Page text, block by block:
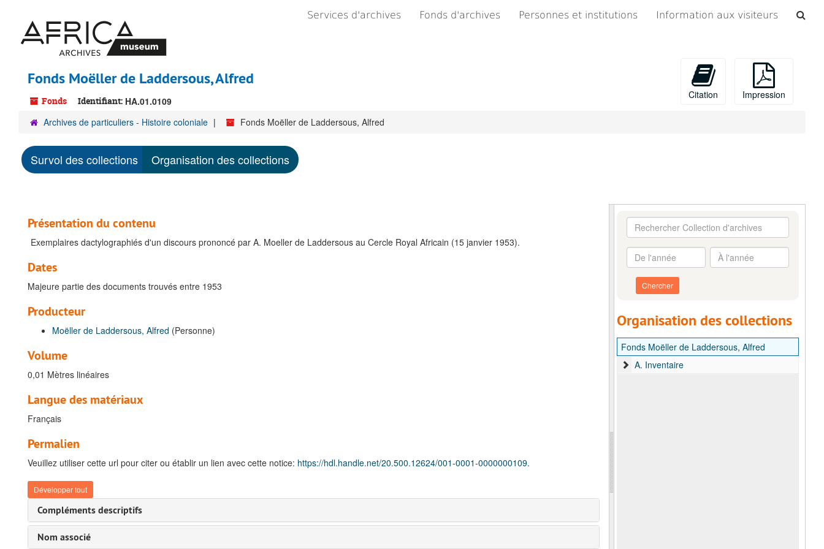
contenu
principal
Services d'archives Fonds d'archives Personnes et institutions Information aux visiteurs
Fonds Moëller de Laddersous, Alfred
Fonds Identifiant: HA.01.0109
Citation Impression
Archives de particuliers - Histoire coloniale Fonds Moëller de Laddersous, Alfred
Survol des collections Organisation des collections
Présentation du contenu
Exemplaires dactylographiés d'un discours prononcé par A. Moeller de Laddersous au Cercle Royal Africain (15 janvier 1953).
Dates
Majeure partie des documents trouvés entre 1953
Producteur
Moëller de Laddersous, Alfred (Personne)
Volume
0,01 Mètres linéaires
Langue des matériaux
Français
Permalien
Veuillez utiliser cette url pour citer ou établir un lien avec cette notice: https://hdl.handle.net/20.500.12624/001-0001-0000000109.
Développer tout
Compléments descriptifs
Nom associé
Rechercher
Collection
d'archives
De
l'année
À
l'année
Organisation des collections
Fonds Moëller de Laddersous, Alfred
A. Inventaire